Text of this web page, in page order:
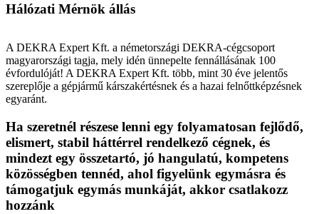
Hálózati Mérnök állás
A DEKRA Expert Kft. a németországi DEKRA-cégcsoport
magyarországi tagja, mely idén ünnepelte fennállásának 100
évfordulóját! A DEKRA Expert Kft. több, mint 30 éve jelentős
szereplője a gépjármű kárszakértésnek és a hazai felnőttképzésnek
egyaránt.
Ha szeretnél részese lenni egy folyamatosan fejlődő,
elismert, stabil háttérrel rendelkező cégnek, és
mindezt egy összetartó, jó hangulatú, kompetens
közösségben tennéd, ahol figyelünk egymásra és
támogatjuk egymás munkáját, akkor csatlakozz
hozzánk